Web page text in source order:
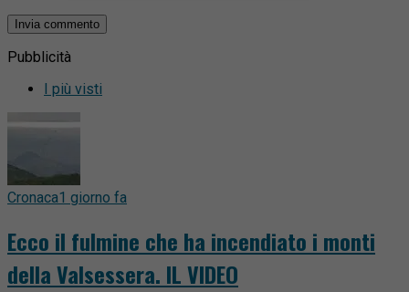
Pubblicità
I più visti
Cronaca1 giorno fa
Ecco il fulmine che ha incendiato i monti
della Valsessera. IL VIDEO